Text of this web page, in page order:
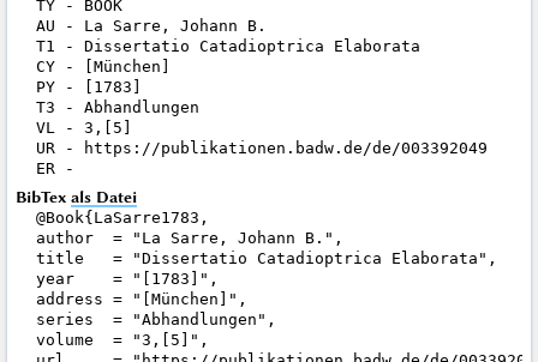
TY - BOOK
AU - La Sarre, Johann B.
T1 - Dissertatio Catadioptrica Elaborata
CY - [München]
PY - [1783]
T3 - Abhandlungen
VL - 3,[5]
UR - https://publikationen.badw.de/de/003392049
BibTex als Datei
@Book{LaSarre1783,
author  = "La Sarre, Johann B.",
title   = "Dissertatio Catadioptrica Elaborata",
year    = "[1783]",
address = "[München]",
series  = "Abhandlungen",
volume  = "3,[5]",